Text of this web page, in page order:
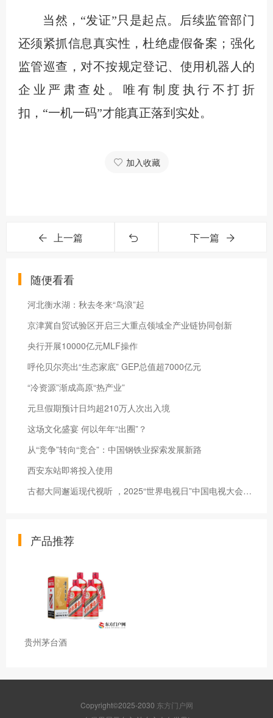
当然，“发证”只是起点。后续监管部门
还须紧抓信息真实性，杜绝虚假备案；强化
监管巡查，对不按规定登记、使用机器人的
企业严肃查处。唯有制度执行不打折
扣，“一机一码”才能真正落到实处。
加入收藏
上一篇 下一篇
随便看看
河北衡水湖：秋去冬来“鸟浪”起
京津冀自贸试验区开启三大重点领域全产业链协同创新
央行开展10000亿元MLF操作
呼伦贝尔亮出“生态家底” GEP总值超7000亿元
“冷资源”渐成高原“热产业”
元旦假期预计日均超210万人次出入境
这场文化盛宴 何以年年“出圈”？
从“竞争”转向“竞合”：中国钢铁业探索发展新路
西安东站即将投入使用
古都大同邂逅现代视听 ，2025“世界电视日”中国电视大会开幕
产品推荐
贵州茅台酒
Copyright©2025-2030 东方门户网